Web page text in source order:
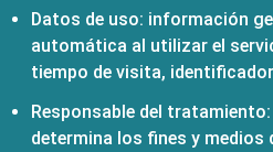
Datos de uso: información
automática al utilizar el
tiempo de visita,
Responsable del tratamiento:
determina los fines y